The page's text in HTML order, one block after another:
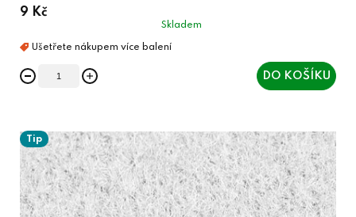
9 Kč
Skladem
DO KOŠÍKU
Tip